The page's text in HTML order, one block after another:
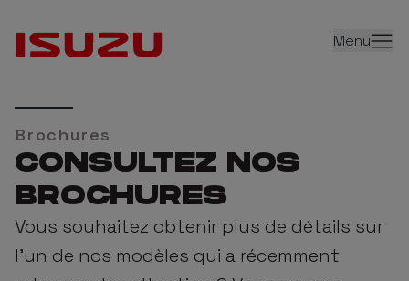
Menu
Brochures
CONSULTEZ NOS
BROCHURES
Vous souhaitez obtenir plus de détails sur
l'un de nos modèles qui a récemment